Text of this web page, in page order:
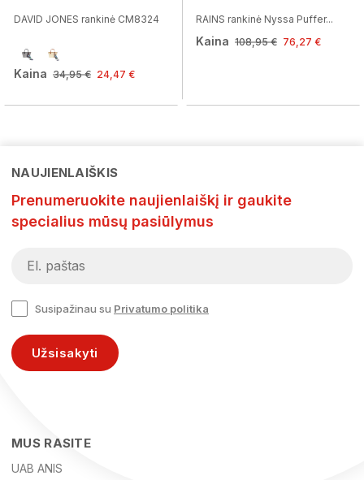
DAVID JONES rankinė CM8324
Kaina 34,95 € 24,47 €
RAINS rankinė Nyssa Puffer...
Kaina 108,95 € 76,27 €
NAUJIENLAIŠKIS
Prenumeruokite naujienlaiškį ir gaukite
specialius mūsų pasiūlymus
Susipažinau su Privatumo politika
Užsisakyti
MUS RASITE
UAB ANIS